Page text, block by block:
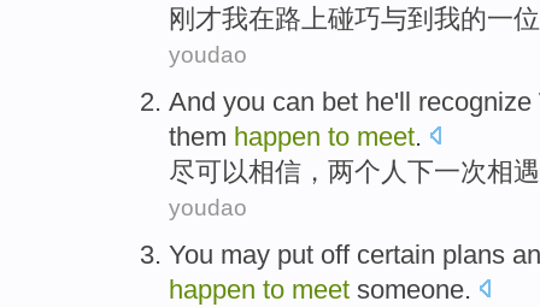
刚才我在路上碰巧与到 我的一位
youdao
And you can bet he'll recognize
them happen to meet.
尽可以相信 ， 两个人 下一次相遇
youdao
You may put off certain plans
happen to meet someone.